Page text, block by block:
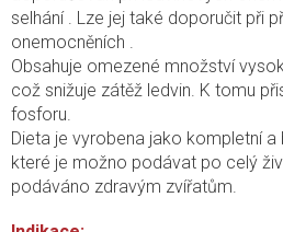
selhání . Lze jej také doporučit při
onemocněních .
Obsahuje omezené množství
což snižuje zátěž ledvin. K tomu
fosforu.
Dieta je vyrobena jako kompletní
které je možno podávat po celý
podáváno zdravým zvířatům.